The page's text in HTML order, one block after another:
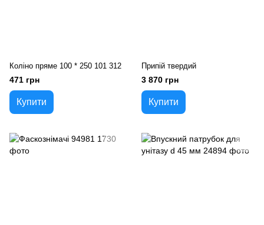
Коліно пряме 100 * 250 101 312
471 грн
Купити
Припій твердий
3 870 грн
Купити